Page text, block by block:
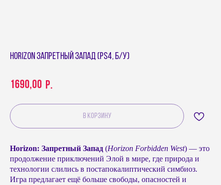
Horizon Запретный Запад (PS4, б/у)
1690,00 р.
В КОРЗИНУ
Horizon: Запретный Запад (Horizon Forbidden West) — это
продолжение приключений Элой в мире, где природа и
технологии слились в постапокалиптический симбиоз.
Игра предлагает ещё больше свободы, опасностей и